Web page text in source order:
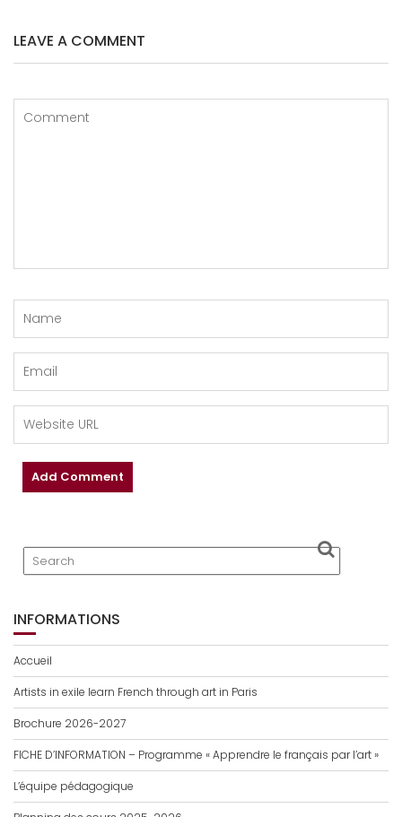
LEAVE A COMMENT
INFORMATIONS
Accueil
Artists in exile learn French through art in Paris
Brochure 2026-2027
FICHE D’INFORMATION – Programme « Apprendre le français par l’art »
L’équipe pédagogique